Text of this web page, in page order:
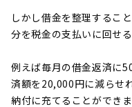
しかし借金を整理するこ
分を税金の支払いに回せ
例えば毎月の借金返済に
済額を20,000円に減らせ
納付に充てることができま